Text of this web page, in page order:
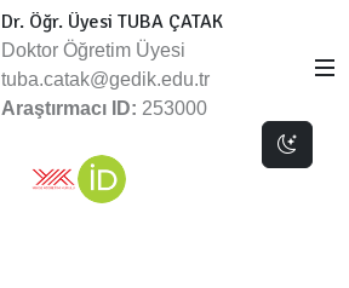
Dark
Dr. Öğr. Üyesi TUBA ÇATAK
Doktor Öğretim Üyesi
tuba.catak@gedik.edu.tr
Araştırmacı ID: 253000